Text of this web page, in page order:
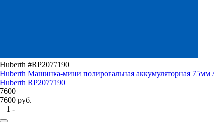
Huberth #RP2077190
Huberth Машинка-мини полировальная аккумуляторная 75мм /
Huberth RP2077190
7600
7600 руб.
+ 1 -